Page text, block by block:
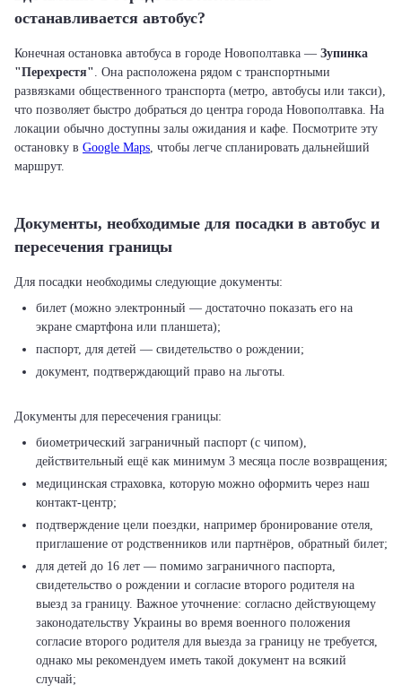
останавливается автобус?
Конечная остановка автобуса в городе Новополтавка — Зупинка
"Перехрестя". Она расположена рядом с транспортными
развязками общественного транспорта (метро, автобусы или такси),
что позволяет быстро добраться до центра города Новополтавка. На
локации обычно доступны залы ожидания и кафе. Посмотрите эту
остановку в Google Maps, чтобы легче спланировать дальнейший
маршрут.
Документы, необходимые для посадки в автобус и
пересечения границы
билет (можно электронный — достаточно показать его на
экране смартфона или планшета);
паспорт, для детей — свидетельство о рождении;
документ, подтверждающий право на льготы.
биометрический заграничный паспорт (с чипом),
действительный ещё как минимум 3 месяца после возвращения;
медицинская страховка, которую можно оформить через наш
контакт-центр;
подтверждение цели поездки, например бронирование отеля,
приглашение от родственников или партнёров, обратный билет;
для детей до 16 лет — помимо заграничного паспорта,
свидетельство о рождении и согласие второго родителя на
выезд за границу. Важное уточнение: согласно действующему
законодательству Украины во время военного положения
согласие второго родителя для выезда за границу не требуется,
однако мы рекомендуем иметь такой документ на всякий
случай;